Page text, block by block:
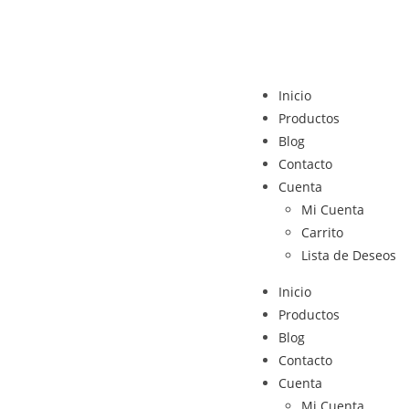
Inicio
Productos
Blog
Contacto
Cuenta
Mi Cuenta
Carrito
Lista de Deseos
Inicio
Productos
Blog
Contacto
Cuenta